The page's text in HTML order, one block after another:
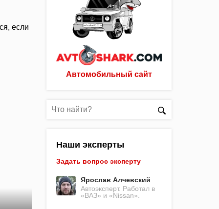
если
Автомобильный сайт
Наши эксперты
Задать вопрос эксперту
Ярослав Алчевский
Автоэксперт. Работал в
«ВАЗ» и «Nissan».